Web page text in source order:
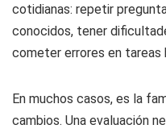
cotidianas: repetir
conocidos, tener
cometer errores en tareas
En muchos casos, es la
cambios. Una evaluación